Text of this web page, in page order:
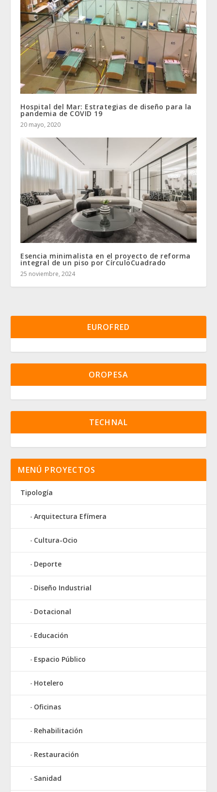
Hospital del Mar: Estrategias de diseño para la
pandemia de COVID 19
20 mayo, 2020
Esencia minimalista en el proyecto de reforma
integral de un piso por CírculoCuadrado
25 noviembre, 2024
EUROFRED
OROPESA
TECHNAL
MENÚ PROYECTOS
Tipología
Arquitectura Efímera
Cultura-Ocio
Deporte
Diseño Industrial
Dotacional
Educación
Espacio Público
Hotelero
Oficinas
Rehabilitación
Restauración
Sanidad